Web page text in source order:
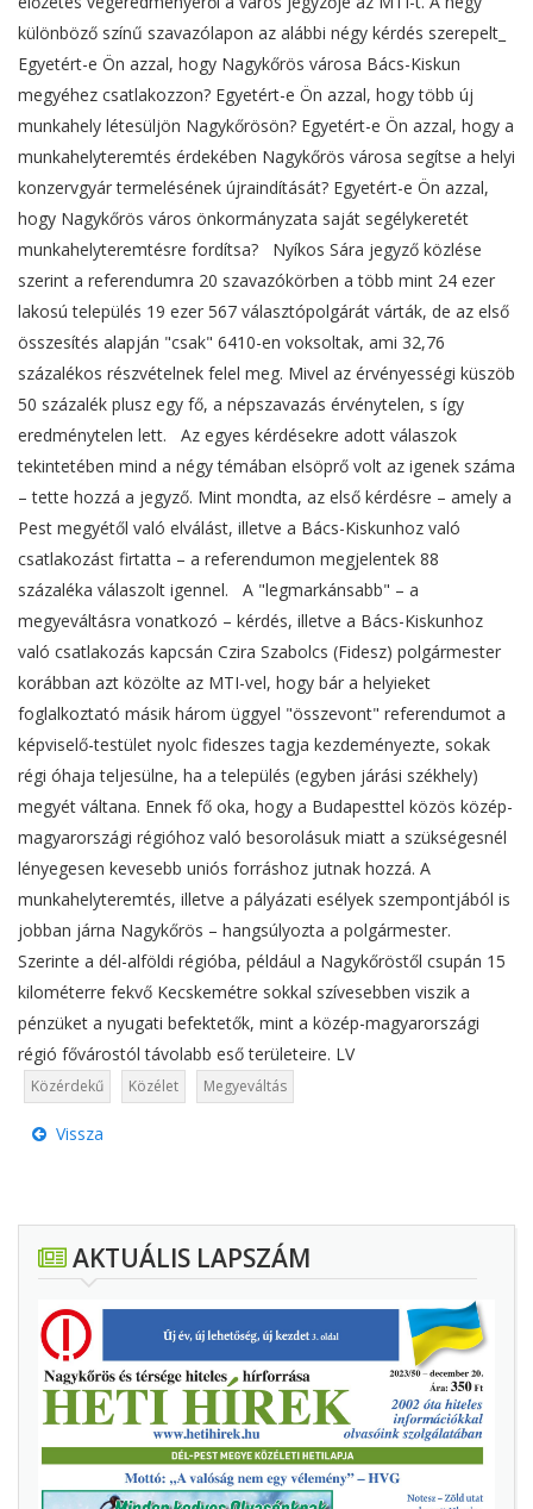
különböző színű szavazólapon az alábbi négy kérdés szerepelt_
Egyetért-e Ön azzal, hogy Nagykőrös városa Bács-Kiskun
megyéhez csatlakozzon? Egyetért-e Ön azzal, hogy több új
munkahely létesüljön Nagykőrösön? Egyetért-e Ön azzal, hogy a
munkahelyteremtés érdekében Nagykőrös városa segítse a helyi
konzervgyár termelésének újraindítását? Egyetért-e Ön azzal,
hogy Nagykőrös város önkormányzata saját segélykeretét
munkahelyteremtésre fordítsa? Nyíkos Sára jegyző közlése
szerint a referendumra 20 szavazókörben a több mint 24 ezer
lakosú település 19 ezer 567 választópolgárát várták, de az első
összesítés alapján "csak" 6410-en voksoltak, ami 32,76
százalékos részvételnek felel meg. Mivel az érvényességi küszöb
50 százalék plusz egy fő, a népszavazás érvénytelen, s így
eredménytelen lett. Az egyes kérdésekre adott válaszok
tekintetében mind a négy témában elsöprő volt az igenek száma
– tette hozzá a jegyző. Mint mondta, az első kérdésre – amely a
Pest megyétől való elválást, illetve a Bács-Kiskunhoz való
csatlakozást firtatta – a referendumon megjelentek 88
százaléka válaszolt igennel. A "legmarkánsabb" – a
megyeváltásra vonatkozó – kérdés, illetve a Bács-Kiskunhoz
való csatlakozás kapcsán Czira Szabolcs (Fidesz) polgármester
korábban azt közölte az MTI-vel, hogy bár a helyieket
foglalkoztató másik három üggyel "összevont" referendumot a
képviselő-testület nyolc fideszes tagja kezdeményezte, sokak
régi óhaja teljesülne, ha a település (egyben járási székhely)
megyét váltana. Ennek fő oka, hogy a Budapesttel közös közép-
magyarországi régióhoz való besorolásuk miatt a szükségesnél
lényegesen kevesebb uniós forráshoz jutnak hozzá. A
munkahelyteremtés, illetve a pályázati esélyek szempontjából is
jobban járna Nagykőrös – hangsúlyozta a polgármester.
Szerinte a dél-alföldi régióba, például a Nagykőröstől csupán 15
kilométerre fekvő Kecskemétre sokkal szívesebben viszik a
pénzüket a nyugati befektetők, mint a közép-magyarországi
régió fővárostól távolabb eső területeire. LV
Közérdekű Közélet Megyeváltás
Vissza
AKTUÁLIS LAPSZÁM